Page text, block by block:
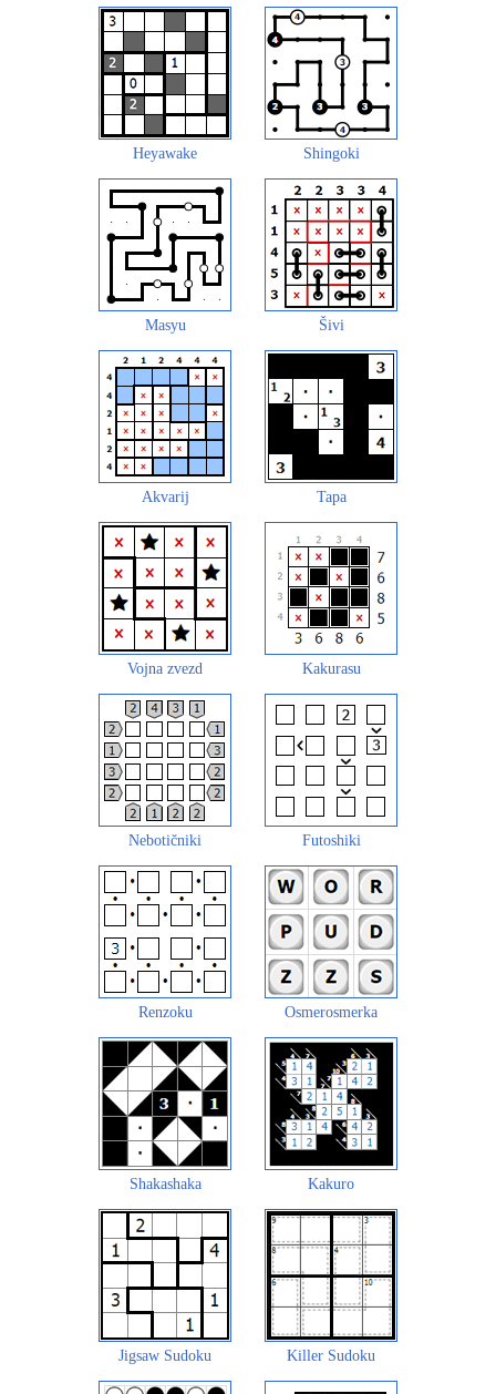
Heyawake Shingoki
Masyu Šivi
Akvarij Tapa
Vojna zvezd Kakurasu
Nebotičniki Futoshiki
Renzoku Osmerosmerka
Shakashaka Kakuro
Jigsaw Sudoku Killer Sudoku